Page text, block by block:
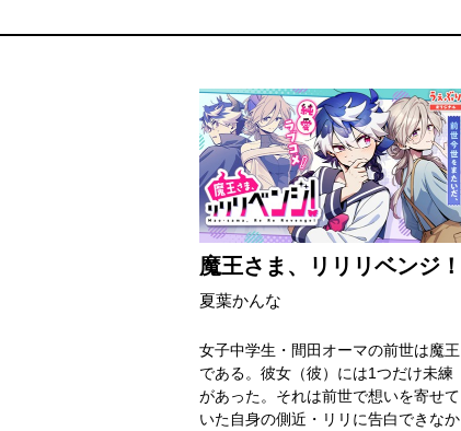
魔王さま、リリリベンジ！
夏葉かんな
女子中学生・間田オーマの前世は魔王
である。彼女（彼）には1つだけ未練
があった。それは前世で想いを寄せて
いた自身の側近・リリに告白できなか